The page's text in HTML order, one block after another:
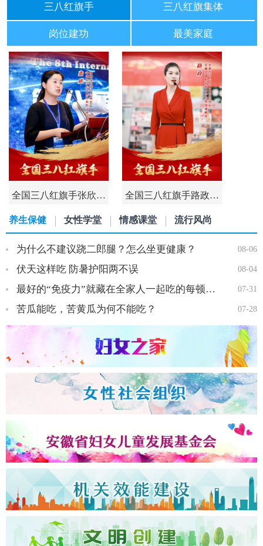
三八红旗手 三八红旗集体
岗位建功 最美家庭
全国三八红旗手张欣… 全国三八红旗手路政…
全国三八红旗手王会知…
全国三八红旗手李丹…
养生保健 女性学堂 情感课堂 流行风尚
08-06
为什么不建议跷二郎腿？怎么坐更健康？
08-04
伏天这样吃 防暑护阳两不误
07-31
最好的“免疫力”就藏在全家人一起吃的每顿饭里…
07-28
苦瓜能吃，苦黄瓜为何不能吃？